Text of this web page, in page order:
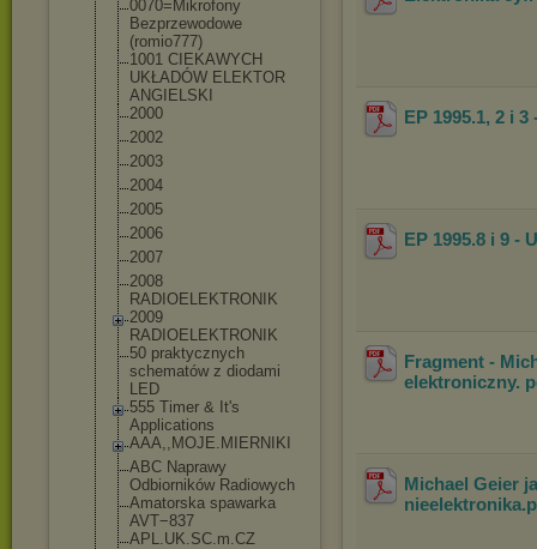
0070=Mikrofony
Bezprzewodowe
(romio777)
1001 CIEKAWYCH
UKŁADÓW ELEKTOR
ANGIELSKI
2000
2002
2003
2004
2005
2006
2007
2008
RADIOELEKTRONI K
2009
RADIOELEKTRONI K
50 praktycznych
schematów z diodami
LED
555 Timer & It's
Applications
AAA,,MOJE.MIERNIKI
ABC Naprawy
Odbiorników Radiowych
Amatorska spawarka
AVT−837
APL.UK.SC.m.CZ
EP 1995.1, 2 i
EP 1995.8 i 9 -
Fragment -
elektroniczny.
Michael Geier
nieelektronika